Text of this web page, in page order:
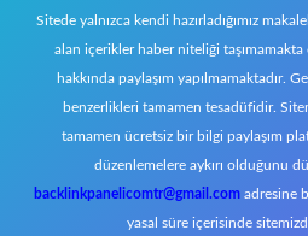
Sitede yalnızca kendi hazırladığımız
alan içerikler haber niteliği
hakkında paylaşım yapılmamaktadır.
benzerlikleri tamamen tesadüfidir.
tamamen ücretsiz bir bilgi paylaşım
düzenlemelere aykırı olduğunu
backlinkpanelicomtr@gmail.com adresine
yasal süre içerisinde